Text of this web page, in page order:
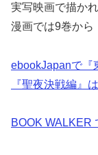
実写映画で描か
漫画では9巻から
ebookJapanで『
『聖夜決戦編』
BOOK WALKER